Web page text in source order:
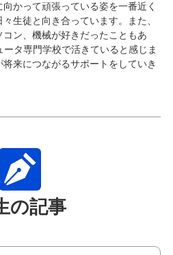
かって頑張っている姿を一番近く
生徒と向き合っています。また、
ン、機械が好きだったこともあ
タ専門学校で活きていると感じま
来につながるサポートをしていき
の記事